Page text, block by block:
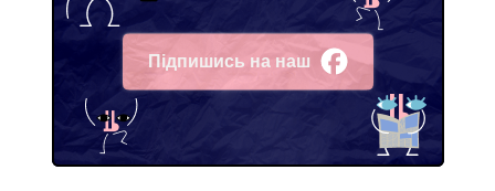
Підпишись на наш
Facebook